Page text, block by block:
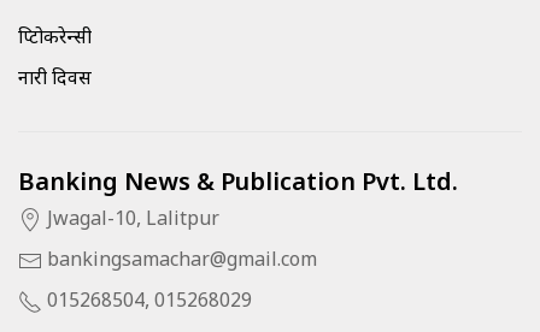
क्रिप्टोकरेन्सी
नारी दिवस
Banking News & Publication Pvt. Ltd.
Jwagal-10, Lalitpur
bankingsamachar@gmail.com
015268504, 015268029